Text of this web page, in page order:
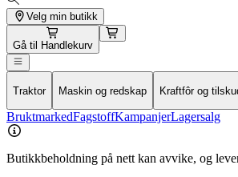
Velg min butikk
Gå til Handlekurv
Traktor Maskin og redskap Kraftfôr og
BruktmarkedFagstoffKampanjerLagersalg
Butikkbeholdning på nett kan avvike, og